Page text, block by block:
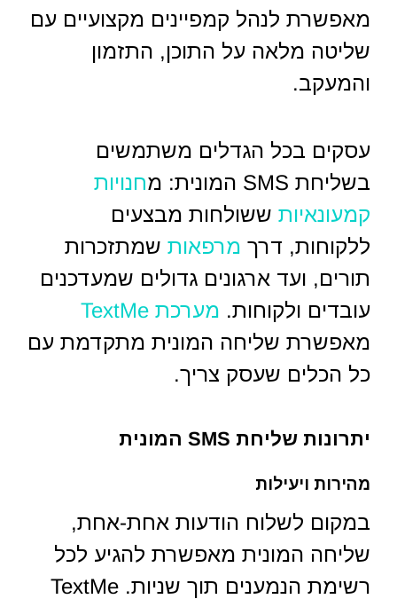
מאפשרת לנהל קמפיינים מקצועיים עם
שליטה מלאה על התוכן, התזמון
והמעקב.
עסקים בכל הגדלים משתמשים
בשליחת SMS המונית: מ
חנויות
קמעונאיות ששולחות מבצעים
ללקוחות, דרך מרפאות שמתזכרות
תורים, ועד ארגונים גדולים שמעדכנים
עובדים ולקוחות. מערכת TextMe
מאפשרת שליחה המונית מתקדמת עם
כל הכלים שעסק צריך.
יתרונות שליחת SMS המונית
מהירות ויעילות
במקום לשלוח הודעות אחת-אחת,
שליחה המונית מאפשרת להגיע לכל
רשימת הנמענים תוך שניות. TextMe